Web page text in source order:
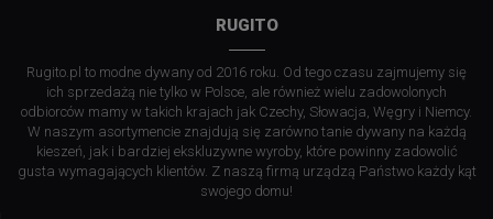
RUGITO
Rugito.pl to modne dywany od 2016 roku. Od tego czasu zajmujemy się
ich sprzedażą nie tylko w Polsce, ale również wielu zadowolonych
odbiorców mamy w takich krajach jak Czechy, Słowacja, Węgry i Niemcy.
W naszym asortymencie znajdują się zarówno tanie dywany na każdą
kieszeń, jak i bardziej ekskluzywne wyroby, które powinny zadowolić
gusta wymagających klientów. Z naszą firmą urządzą Państwo każdy kąt
swojego domu!